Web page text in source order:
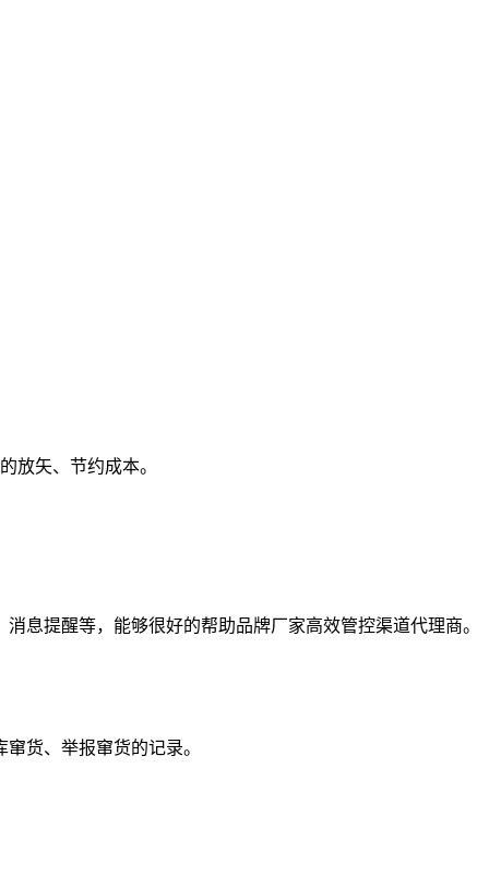
放矢、节约成本。
提醒等，能够很好的帮助品牌厂家高效管控渠道代理商。
货、举报窜货的记录。